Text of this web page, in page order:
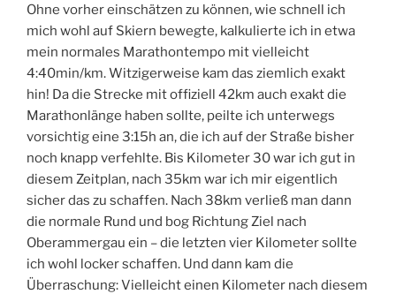
Ohne vorher einschätzen zu können, wie schnell ich
mich wohl auf Skiern bewegte, kalkulierte ich in etwa
mein normales Marathontempo mit vielleicht
4:40min/km. Witzigerweise kam das ziemlich exakt
hin! Da die Strecke mit offiziell 42km auch exakt die
Marathonlänge haben sollte, peilte ich unterwegs
vorsichtig eine 3:15h an, die ich auf der Straße bisher
noch knapp verfehlte. Bis Kilometer 30 war ich gut in
diesem Zeitplan, nach 35km war ich mir eigentlich
sicher das zu schaffen. Nach 38km verließ man dann
die normale Rund und bog Richtung Ziel nach
Oberammergau ein – die letzten vier Kilometer sollte
ich wohl locker schaffen. Und dann kam die
Überraschung: Vielleicht einen Kilometer nach diesem